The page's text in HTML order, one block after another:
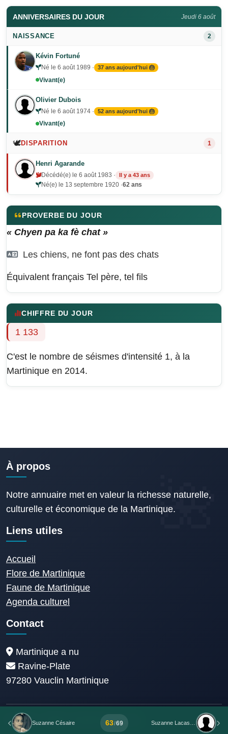
Suzanne Césaire 63/69
ANNIVERSAIRES DU JOUR Jeudi 6 août
NAISSANCE 2
Kévin Fortuné
Né le 6 août 1989 · 37 ans aujourd'hui 🎂
Vivant(e)
Olivier Dubois
Né le 6 août 1974 · 52 ans aujourd'hui 🎂
Vivant(e)
🕊️DISPARITION 1
Henri Agarande
Décédé(e) le 6 août 1983 · Il y a 43 ans
Né(e) le 13 septembre 1920 ·62 ans
PROVERBE DU JOUR
« Chyen pa ka fè chat »
Les chiens, ne font pas des chats
Équivalent français Tel père, tel fils
CHIFFRE DU JOUR
1 133
C'est le nombre de séismes d'intensité 1, à la
Martinique en 2014.
À propos
Notre annuaire met en valeur la richesse naturelle,
culturelle et économique de la Martinique.
Liens utiles
Accueil
Flore de Martinique
Faune de Martinique
Agenda culturel
Contact
Martinique a nu
Ravine-Plate
97280 Vauclin Martinique
© 2014 - 2026 © Martinique A nu